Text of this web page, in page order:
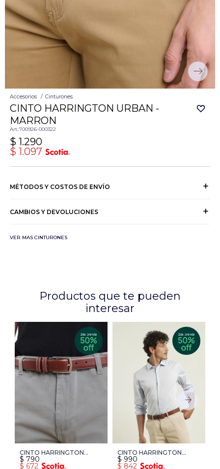
Accesorios Cinturones
CINTO HARRINGTON URBAN -
MARRON
700926-000322
$ 1.290
$ 1.097
MÉTODOS Y COSTOS DE ENVÍO
CAMBIOS Y DEVOLUCIONES
VER MAS CINTURONES
Productos que te pueden
interesar
CINTO HARRINGTON
URBAN - MARRON
$ 790
$ 672
CINTO HARRINGTON
URBAN - MARRON
$ 990
$ 842